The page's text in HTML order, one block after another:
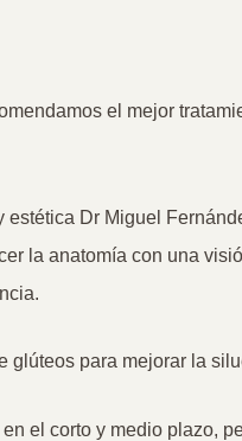
el mejor
Dr Miguel
la anatomía con una
glúteos para mejorar la
el corto y medio plazo,